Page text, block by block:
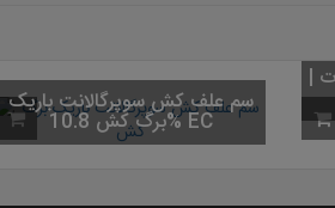
کود اوره (کود شکری) 46% ازت |
کیسه 50 کیلویی